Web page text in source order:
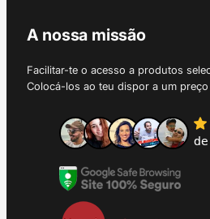
A nossa missão
Facilitar-te o acesso a produtos
Colocá-los ao teu dispor a um